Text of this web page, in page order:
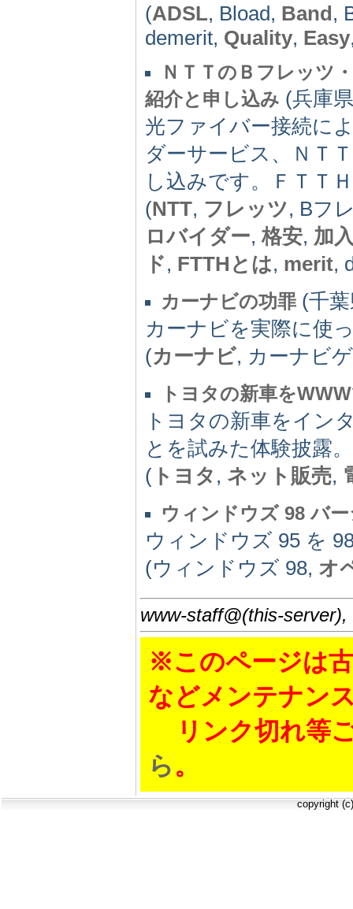
(ADSL, Bload, Band,
demerit, Quality, Easy
ＮＴＴのＢフレッツ
紹介と申し込み (兵庫
光ファイバー接続に
ダーサービス、ＮＴ
し込みです。ＦＴＴ
(NTT, フレッツ, Bフ
ロバイダー,格安, 加
ド, FTTHとは, merit,
カーナビの功罪 (千
カーナビを実際に使
(カーナビ, カーナビ
トヨタの新車を
トヨタの新車をイン
とを試みた体験披露
( トヨタ , ネット販売,
ウィンドウズ 98 バ
ウィンドウズ 95 を
(ウィンドウズ 98, オ
www-staff@(this-
※このページは
などメンテナン
リンク切れ等
ら。
copyright